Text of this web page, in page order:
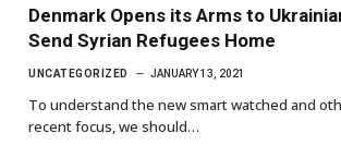
Denmark Opens its Arms to
Send Syrian Refugees Home
UNCATEGORIZED JANUARY 13, 2021
To understand the new smart watched and
recent focus, we should…